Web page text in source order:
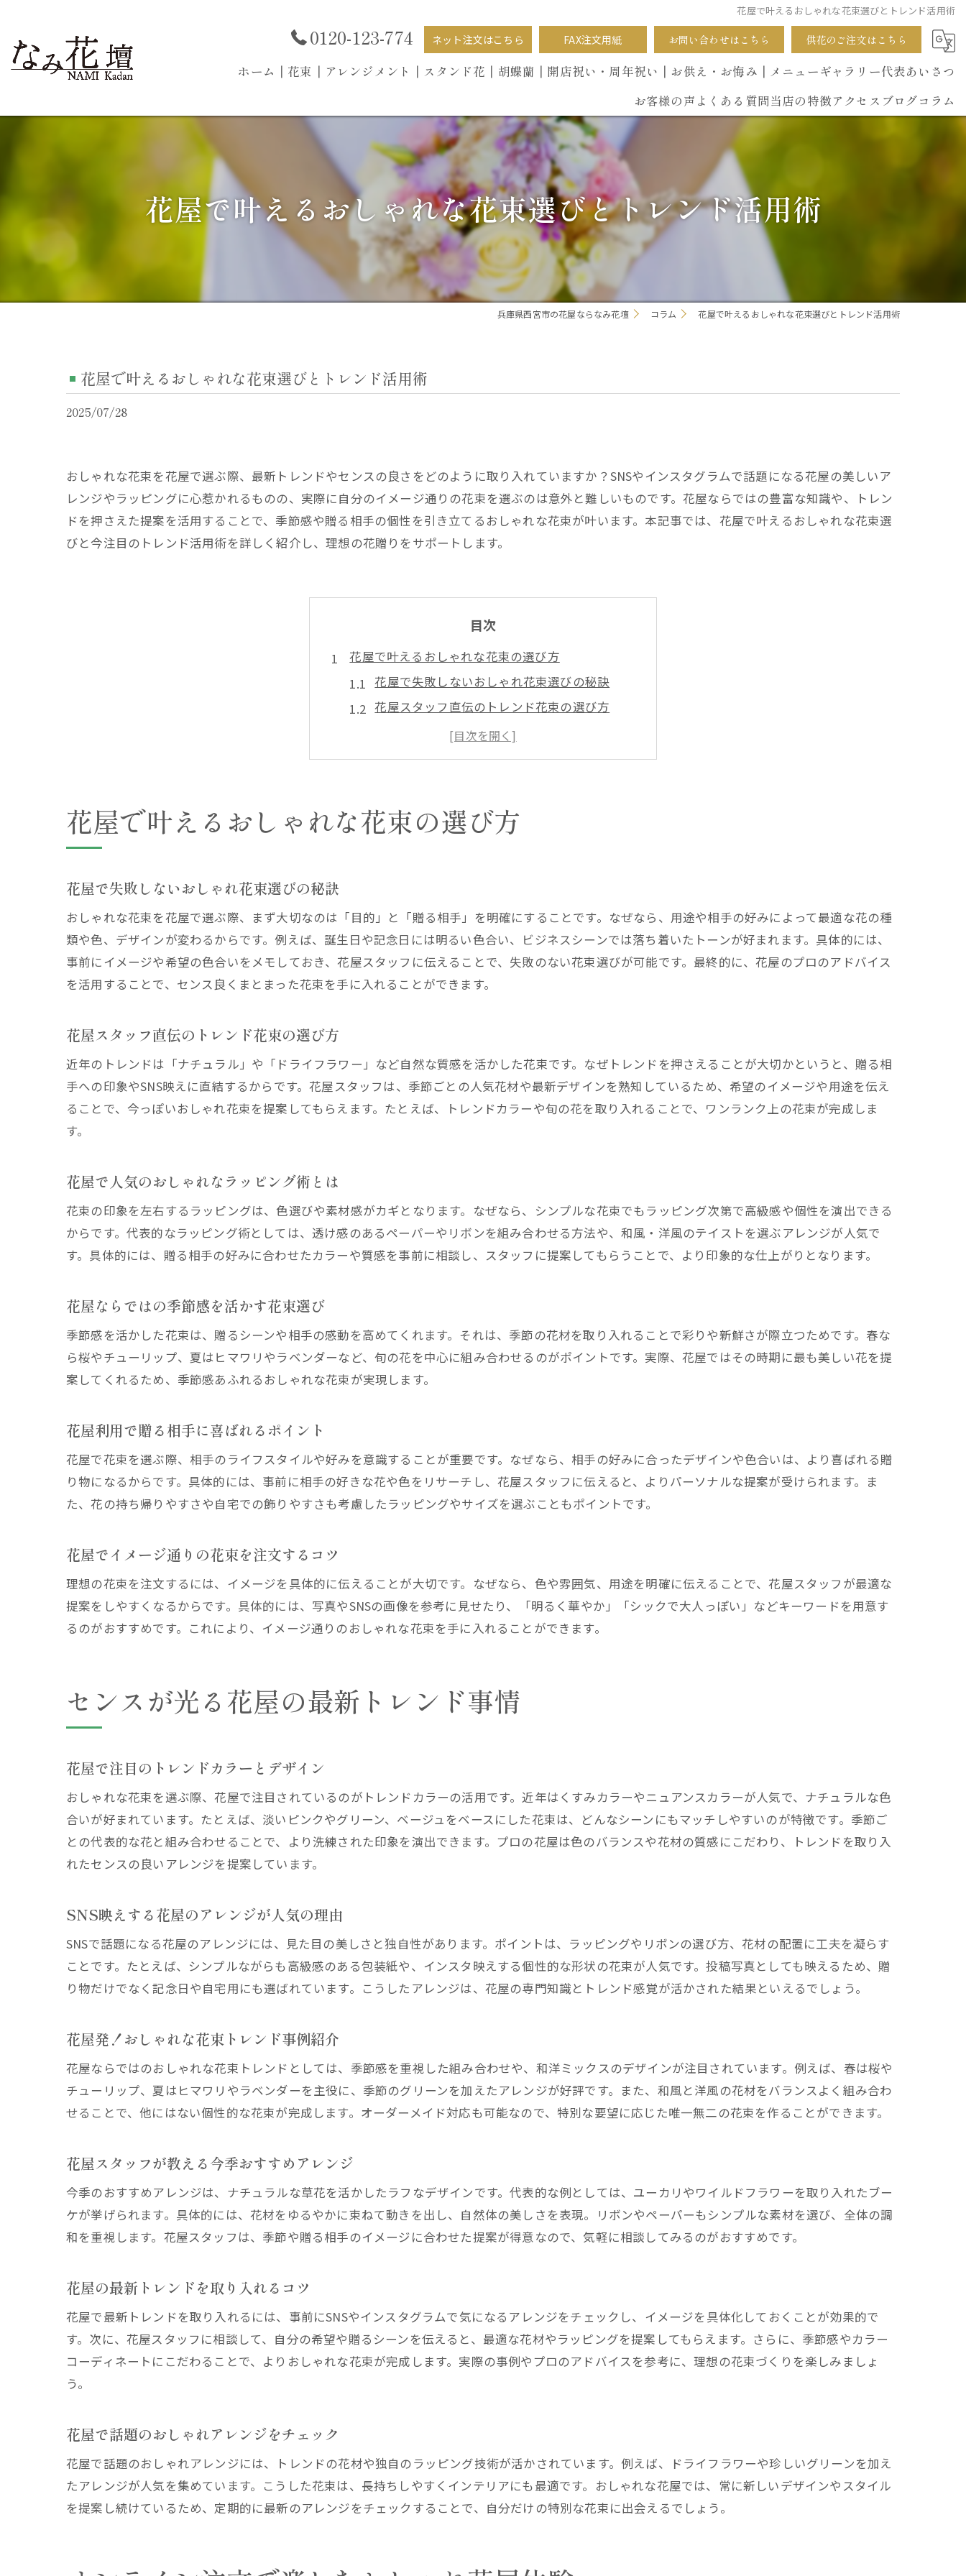
花屋で叶えるおしゃれな花束選びとトレンド活用術
0120-123-774 ネット注文はこちら FAX注文用紙 お問い合わせはこちら 供花のご注文はこちら
ホーム ┃花束┃ アレンジメント┃ スタンド花┃ 胡蝶蘭 ┃開店祝い・周年祝い ┃お供え・お悔み ┃メニューギャラリー代表あいさつ
お客様の声 よくある質問当店の特徴
イベント
誕生日
アクセス ブログコラム
花屋で叶えるおしゃれな花束選びとトレンド活用術
兵庫県西宮市の花屋ならなみ花壇 コラム 花屋で叶えるおしゃれな花束選びとトレンド活用術
花屋で叶えるおしゃれな花束選びとトレンド活用術
2025/07/28
おしゃれな花束を花屋で選ぶ際、最新トレンドやセンスの良さをどのように取り入れていますか？SNSやインスタグラムで話題になる花屋の美しいア
レンジやラッピングに心惹かれるものの、実際に自分のイメージ通りの花束を選ぶのは意外と難しいものです。花屋ならではの豊富な知識や、トレン
ドを押さえた提案を活用することで、季節感や贈る相手の個性を引き立てるおしゃれな花束が叶います。本記事では、花屋で叶えるおしゃれな花束選
びと今注目のトレンド活用術を詳しく紹介し、理想の花贈りをサポートします。
目次
花屋で叶えるおしゃれな花束の選び方
花屋で失敗しないおしゃれ花束選びの秘訣
花屋スタッフ直伝のトレンド花束の選び方
花屋で人気のおしゃれなラッピング術とは
花屋ならではの季節感を活かす花束選び
花屋でイメージ通りの花束を注文するコツ
センスが光る花屋の最新トレンド事情
花屋発！おしゃれな花束トレンド事例紹介
花屋スタッフが教える今季おすすめアレンジ
花屋の最新トレンドを取り入れるコツ
花屋で話題のおしゃれアレンジをチェック
花屋のネット注文はおしゃれ花束も簡単
花屋のオンラインショップ活用術を解説
花屋のオンラインサービスで特別感を演出
花屋が提案するSNS映え花束アレンジのコツ
花屋の人気スタッフが選ぶ映える花束とは
花屋のアレンジでおしゃれな写真を撮る方法
花屋のアレンジでSNS映えを実現する秘訣
季節感を活かした花屋の花束提案
花屋で選ぶ季節感たっぷりの花束アイデア
花屋の季節感ある花束で贈る特別な時間
花屋で人気の季節限定おしゃれ花束
花屋選びで季節感を取り入れる方法
花屋スタッフとの相談で希望を叶える方法
花屋でおしゃれな要望を上手に伝えるコツ
花屋の提案力を活かした花束選びの極意
花屋の知識を生かす花束相談術を解説
花屋利用で贈る相手に特別感を演出
花屋利用で相手に喜ばれる演出法のポイント
花屋のラッピングが生み出す高級感と特別感
花屋の提案で思い出に残るギフトを贈る方法
花屋の口コミや評判から選ぶ安心のポイント
花屋選びでトレンド感を見極めるコツ
花屋のサービス内容とおしゃれ度を比較
花屋で叶えるおしゃれな花束の選び方
花屋で失敗しないおしゃれ花束選びの秘訣
おしゃれな花束を花屋で選ぶ際、まず大切なのは「目的」と「贈る相手」を明確にすることです。なぜなら、用途や相手の好みによって最適な花の種
類や色、デザインが変わるからです。例えば、誕生日や記念日には明るい色合い、ビジネスシーンでは落ち着いたトーンが好まれます。具体的には、
事前にイメージや希望の色合いをメモしておき、花屋スタッフに伝えることで、失敗のない花束選びが可能です。最終的に、花屋のプロのアドバイス
を活用することで、センス良くまとまった花束を手に入れることができます。
花屋スタッフ直伝のトレンド花束の選び方
近年のトレンドは「ナチュラル」や「ドライフラワー」など自然な質感を活かした花束です。なぜトレンドを押さえることが大切かというと、贈る相
手への印象やSNS映えに直結するからです。花屋スタッフは、季節ごとの人気花材や最新デザインを熟知しているため、希望のイメージや用途を伝え
ることで、今っぽいおしゃれ花束を提案してもらえます。たとえば、トレンドカラーや旬の花を取り入れることで、ワンランク上の花束が完成しま
す。
花屋で人気のおしゃれなラッピング術とは
花束の印象を左右するラッピングは、色選びや素材感がカギとなります。なぜなら、シンプルな花束でもラッピング次第で高級感や個性を演出できる
からです。代表的なラッピング術としては、透け感のあるペーパーやリボンを組み合わせる方法や、和風・洋風のテイストを選ぶアレンジが人気で
す。具体的には、贈る相手の好みに合わせたカラーや質感を事前に相談し、スタッフに提案してもらうことで、より印象的な仕上がりとなります。
花屋ならではの季節感を活かす花束選び
季節感を活かした花束は、贈るシーンや相手の感動を高めてくれます。それは、季節の花材を取り入れることで彩りや新鮮さが際立つためです。春な
ら桜やチューリップ、夏はヒマワリやラベンダーなど、旬の花を中心に組み合わせるのがポイントです。実際、花屋ではその時期に最も美しい花を提
案してくれるため、季節感あふれるおしゃれな花束が実現します。
花屋利用で贈る相手に喜ばれるポイント
花屋で花束を選ぶ際、相手のライフスタイルや好みを意識することが重要です。なぜなら、相手の好みに合ったデザインや色合いは、より喜ばれる贈
り物になるからです。具体的には、事前に相手の好きな花や色をリサーチし、花屋スタッフに伝えると、よりパーソナルな提案が受けられます。ま
た、花の持ち帰りやすさや自宅での飾りやすさも考慮したラッピングやサイズを選ぶこともポイントです。
花屋でイメージ通りの花束を注文するコツ
理想の花束を注文するには、イメージを具体的に伝えることが大切です。なぜなら、色や雰囲気、用途を明確に伝えることで、花屋スタッフが最適な
提案をしやすくなるからです。具体的には、写真やSNSの画像を参考に見せたり、「明るく華やか」「シックで大人っぽい」などキーワードを用意す
るのがおすすめです。これにより、イメージ通りのおしゃれな花束を手に入れることができます。
センスが光る花屋の最新トレンド事情
花屋で注目のトレンドカラーとデザイン
おしゃれな花束を選ぶ際、花屋で注目されているのがトレンドカラーの活用です。近年はくすみカラーやニュアンスカラーが人気で、ナチュラルな色
合いが好まれています。たとえば、淡いピンクやグリーン、ベージュをベースにした花束は、どんなシーンにもマッチしやすいのが特徴です。季節ご
との代表的な花と組み合わせることで、より洗練された印象を演出できます。プロの花屋は色のバランスや花材の質感にこだわり、トレンドを取り入
れたセンスの良いアレンジを提案しています。
SNS映えする花屋のアレンジが人気の理由
SNSで話題になる花屋のアレンジには、見た目の美しさと独自性があります。ポイントは、ラッピングやリボンの選び方、花材の配置に工夫を凝らす
ことです。たとえば、シンプルながらも高級感のある包装紙や、インスタ映えする個性的な形状の花束が人気です。投稿写真としても映えるため、贈
り物だけでなく記念日や自宅用にも選ばれています。こうしたアレンジは、花屋の専門知識とトレンド感覚が活かされた結果といえるでしょう。
花屋発！おしゃれな花束トレンド事例紹介
花屋ならではのおしゃれな花束トレンドとしては、季節感を重視した組み合わせや、和洋ミックスのデザインが注目されています。例えば、春は桜や
チューリップ、夏はヒマワリやラベンダーを主役に、季節のグリーンを加えたアレンジが好評です。また、和風と洋風の花材をバランスよく組み合わ
せることで、他にはない個性的な花束が完成します。オーダーメイド対応も可能なので、特別な要望に応じた唯一無二の花束を作ることができます。
花屋スタッフが教える今季おすすめアレンジ
今季のおすすめアレンジは、ナチュラルな草花を活かしたラフなデザインです。代表的な例としては、ユーカリやワイルドフラワーを取り入れたブー
ケが挙げられます。具体的には、花材をゆるやかに束ねて動きを出し、自然体の美しさを表現。リボンやペーパーもシンプルな素材を選び、全体の調
和を重視します。花屋スタッフは、季節や贈る相手のイメージに合わせた提案が得意なので、気軽に相談してみるのがおすすめです。
花屋の最新トレンドを取り入れるコツ
花屋で最新トレンドを取り入れるには、事前にSNSやインスタグラムで気になるアレンジをチェックし、イメージを具体化しておくことが効果的で
す。次に、花屋スタッフに相談して、自分の希望や贈るシーンを伝えると、最適な花材やラッピングを提案してもらえます。さらに、季節感やカラー
コーディネートにこだわることで、よりおしゃれな花束が完成します。実際の事例やプロのアドバイスを参考に、理想の花束づくりを楽しみましょ
う。
花屋で話題のおしゃれアレンジをチェック
花屋で話題のおしゃれアレンジには、トレンドの花材や独自のラッピング技術が活かされています。例えば、ドライフラワーや珍しいグリーンを加え
たアレンジが人気を集めています。こうした花束は、長持ちしやすくインテリアにも最適です。おしゃれな花屋では、常に新しいデザインやスタイル
を提案し続けているため、定期的に最新のアレンジをチェックすることで、自分だけの特別な花束に出会えるでしょう。